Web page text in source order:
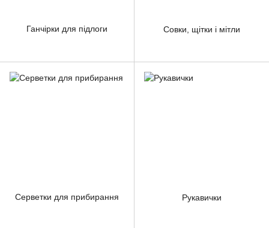
Ганчірки для підлоги Совки, щітки і мітли
Серветки для прибирання Рукавички